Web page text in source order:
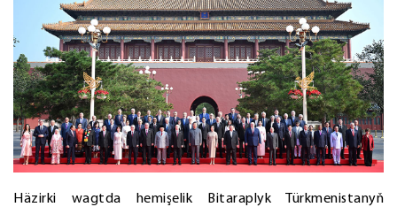
Häzirki wagtda hemişelik Bitaraplyk Türkmenistanyň